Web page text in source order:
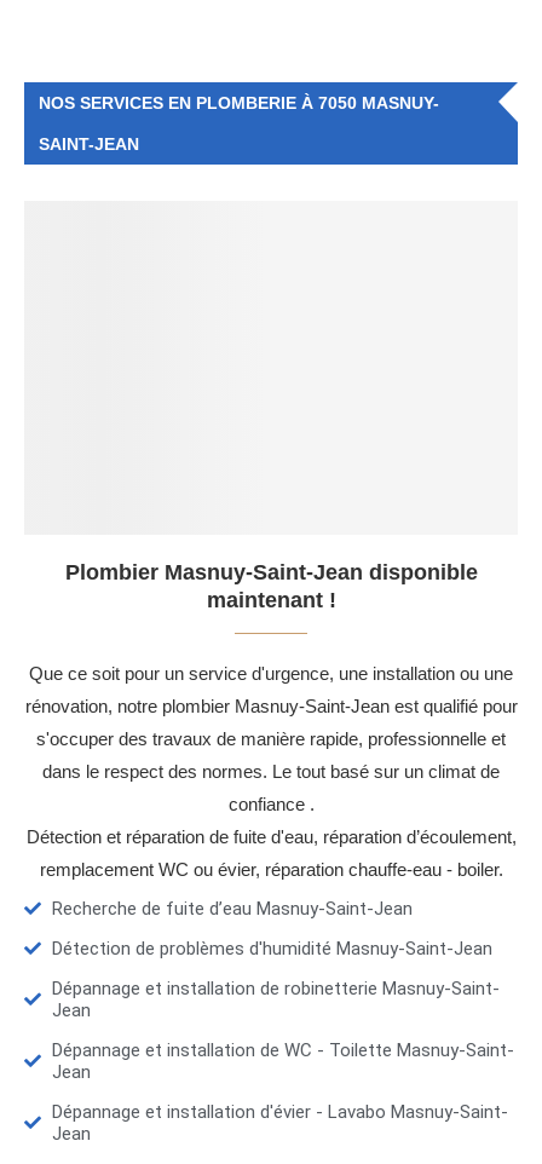
NOS SERVICES EN PLOMBERIE À 7050 MASNUY-
SAINT-JEAN
Plombier Masnuy-Saint-Jean disponible
maintenant !
Que ce soit pour un service d'urgence, une installation ou une
rénovation, notre plombier Masnuy-Saint-Jean est qualifié pour
s'occuper des travaux de manière rapide, professionnelle et
dans le respect des normes. Le tout basé sur un climat de
confiance .
Détection et réparation de fuite d'eau, réparation d’écoulement,
remplacement WC ou évier, réparation chauffe-eau - boiler.
Recherche de fuite d’eau Masnuy-Saint-Jean
Détection de problèmes d'humidité Masnuy-Saint-Jean
Dépannage et installation de robinetterie Masnuy-Saint-
Jean
Dépannage et installation de WC - Toilette Masnuy-Saint-
Jean
Dépannage et installation d'évier - Lavabo Masnuy-Saint-
Jean